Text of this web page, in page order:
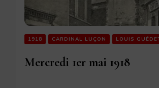
1918 CARDINAL LUÇON LOUIS
Mercredi 1er mai 1918